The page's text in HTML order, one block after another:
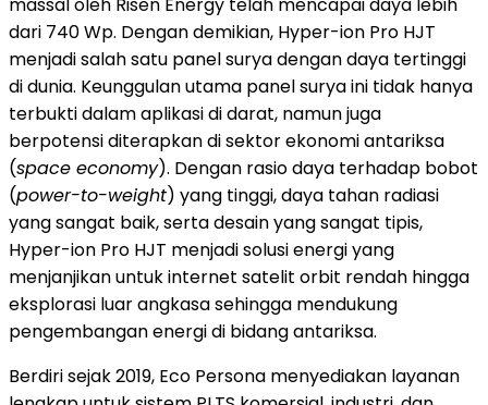
massal oleh Risen Energy telah mencapai daya lebih
dari 740 Wp. Dengan demikian, Hyper-ion Pro HJT
menjadi salah satu panel surya dengan daya tertinggi
di dunia. Keunggulan utama panel surya ini tidak hanya
terbukti dalam aplikasi di darat, namun juga
berpotensi diterapkan di sektor ekonomi antariksa
(space economy). Dengan rasio daya terhadap bobot
(power-to-weight) yang tinggi, daya tahan radiasi
yang sangat baik, serta desain yang sangat tipis,
Hyper-ion Pro HJT menjadi solusi energi yang
menjanjikan untuk internet satelit orbit rendah hingga
eksplorasi luar angkasa sehingga mendukung
pengembangan energi di bidang antariksa.
Berdiri sejak 2019, Eco Persona menyediakan layanan